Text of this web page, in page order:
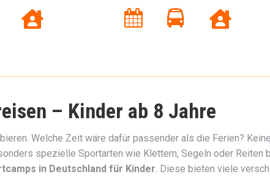
– Kinder ab 8 Jahre
Welche Zeit wäre dafür passender als die Ferien?
spezielle Sportarten wie Klettern, Segeln oder Reiten
in Deutschland für Kinder . Diese bieten viele